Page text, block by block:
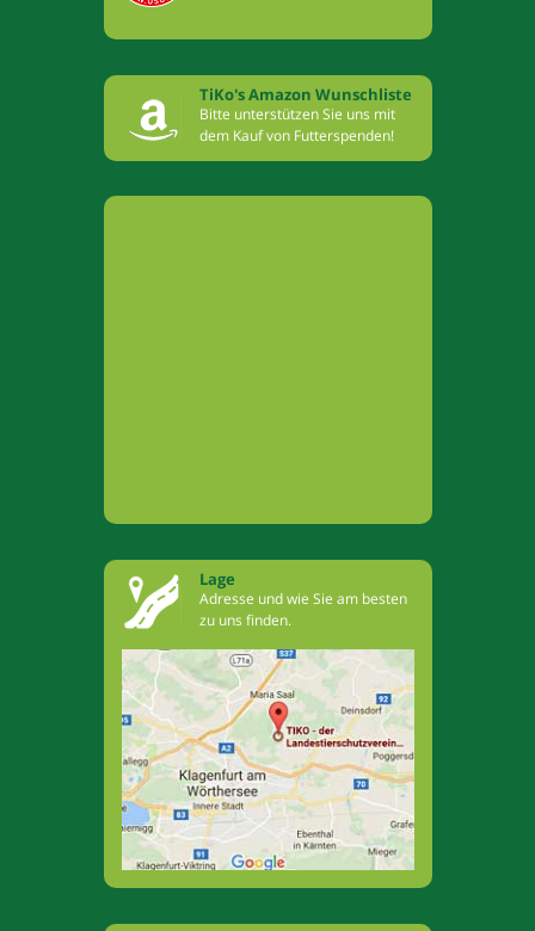
TiKo's Amazon Wunschliste
Bitte unterstützen Sie uns mit
dem Kauf von Futterspenden!
Lage
Adresse und wie Sie am besten
zu uns finden.